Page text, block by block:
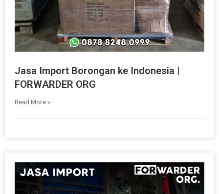
Jasa Import Borongan ke Indonesia |
FORWARDER ORG
Read More »